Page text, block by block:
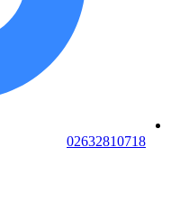
02632810718